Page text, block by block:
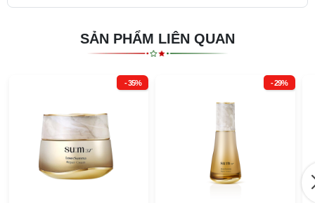
SẢN PHẨM LIÊN QUAN
- 35% - 29%